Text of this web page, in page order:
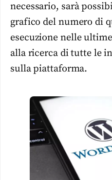
necessario, sarà
grafico del numero di
esecuzione nelle
alla ricerca di tutte le
sulla piattaforma.